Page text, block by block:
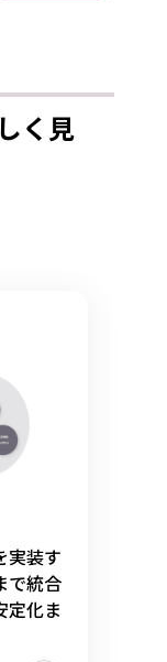
く見
実装す
で統合
定化ま